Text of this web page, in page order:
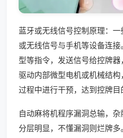
蓝牙或无线信号控制原理：
或无线信号与手机等设备连
型等指令，发送信号给控牌
驱动内部微型电机或机械结
过程中进行干预，达到控牌目
自动麻将机程序漏洞总输，杂
分层明显，不懂漏洞则烂牌